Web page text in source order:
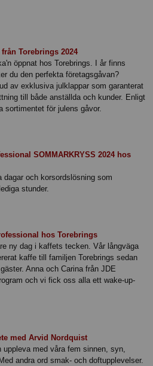
Torebrings 2024
öppnat hos Torebrings. I år finns
du den perfekta företagsgåvan?
av exklusiva julklappar som garanterat
till både anställda och kunder. Enligt
sortimentet för julens gåvor.
SOMMARKRYSS 2024 hos
och korsordslösning som
stunder.
hos Torebrings
ny dag i kaffets tecken. Vår långväga
kaffe till familjen Torebrings sedan
Anna och Carina från JDE
och vi fick oss alla ett wake-up-
med Arvid Nordquist
med våra fem sinnen, syn,
andra ord smak- och doftupplevelser.